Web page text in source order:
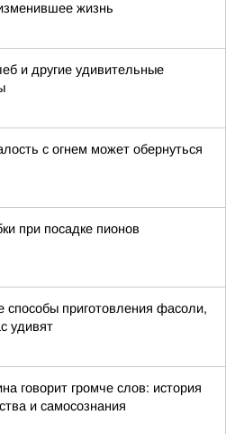
жизнь
и другие удивительные
с огнем может обернуться
при посадке пионов
способы приготовления фасоли,
удивят
говорит громче слов: история
и самосознания